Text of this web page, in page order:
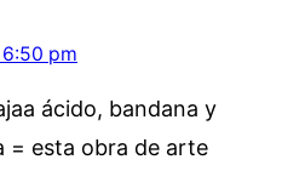
pm
ácido, bandana y
= esta obra de arte